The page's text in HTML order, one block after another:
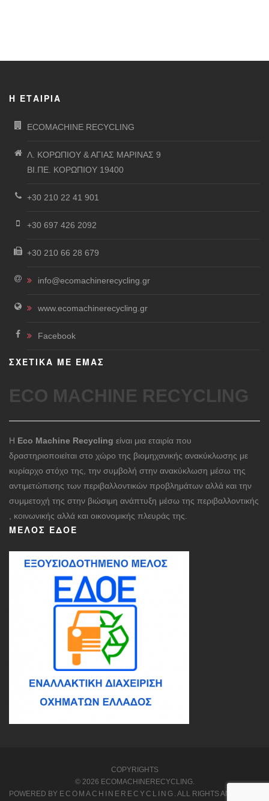
Η ΕΤΑΙΡΊΑ
ECOMACHINE RECYCLING
Λ. ΚΟΡΩΠΙΟΥ & ΑΓΙΑΣ ΜΑΡΙΝΑΣ 9
ΒΙ.ΠΕ. ΚΟΡΩΠΙΟΥ 19400
+30 210 22 41 901
+30 697 426 2092
+30 210 66 28 679
info@ecomachinerecycling.gr
www.ecomachinerecycling.gr
Facebook
ΣΧΕΤΙΚΑ ΜΕ ΕΜΑΣ
ECO MACHINE RECYCLING
Η Eco Machine Recycling είναι μια εταιρία που
δραστηριοποιείται στο χώρο της βιομηχανικής ανακύκλωσης με
κυρίαρχο στόχο της, την συμβολή στην ανακύκλωση μέσω της
αντιμετώπισης των περιβαλλοντικών προβλημάτων αλλά και την
συμμετοχή της στην βιώσιμη ανάπτυξη μέσω της περιβαλλοντικής
, κοινωνικής αλλά και οικονομικής πλευράς της.
ΜΈΛΟΣ ΕΔΟΕ
COPYRIGHTS
© 2026 ECOMACHINERECYCLING.
POWERED BY ECOMACHINERECYCLING . ALL RIGHTS AND LEFTS